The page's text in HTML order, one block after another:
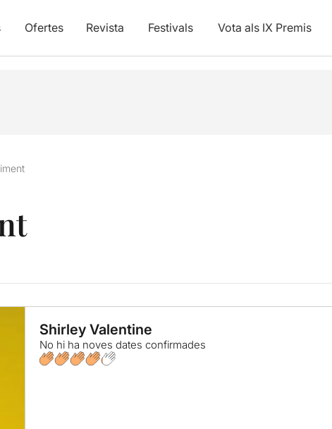
Ofertes Revista Festivals Vota als IX Premis
Shirley Valentine
No hi ha noves dates confirmades